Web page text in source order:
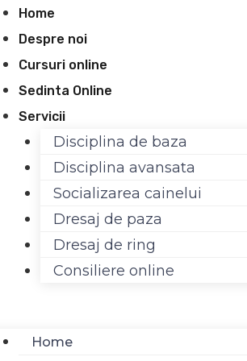
Home
Despre noi
Cursuri online
Sedinta Online
Servicii
Disciplina de baza
Disciplina avansata
Socializarea cainelui
Dresaj de paza
Dresaj de ring
Consiliere online
Meniu
Home